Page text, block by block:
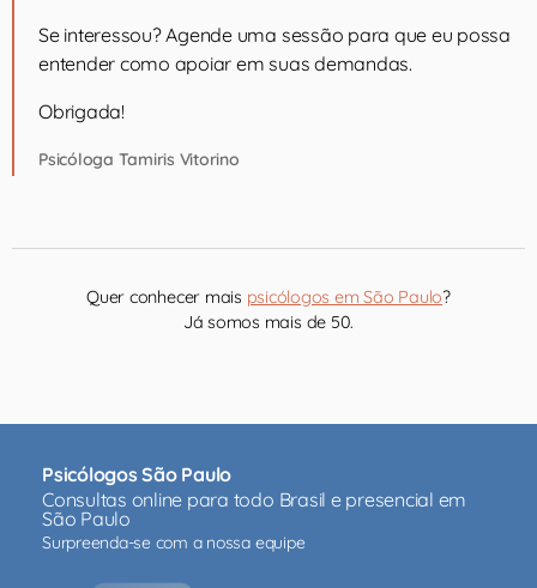
Se interessou? Agende uma sessão para que eu possa
entender como apoiar em suas demandas.
Obrigada!
Psicóloga Tamiris Vitorino
Quer conhecer mais psicólogos em São Paulo?
Já somos mais de 50.
Psicólogos São Paulo
Consultas online para todo Brasil e presencial em
São Paulo
Surpreenda-se com a nossa equipe